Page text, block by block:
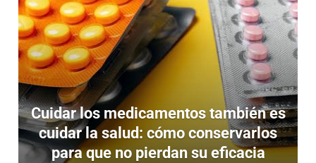
Cuidar los medicamentos también es
cuidar la salud: cómo conservarlos
para que no pierdan su eficacia